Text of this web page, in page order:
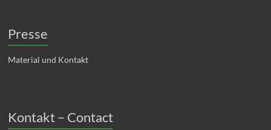
Presse
Material und Kontakt
Kontakt – Contact